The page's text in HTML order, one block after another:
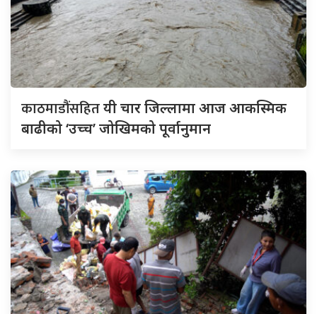
काठमाडौंसहितयी चार जिल्लामा आज आकस्मिक
बाढीको ‘उच्च’ जोखिमको पूर्वानुमान